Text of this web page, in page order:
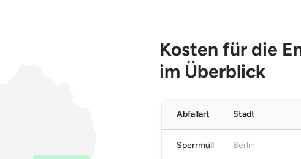
Kosten für die
im Überblick
Abfallart Stadt
Sperrmüll Berlin